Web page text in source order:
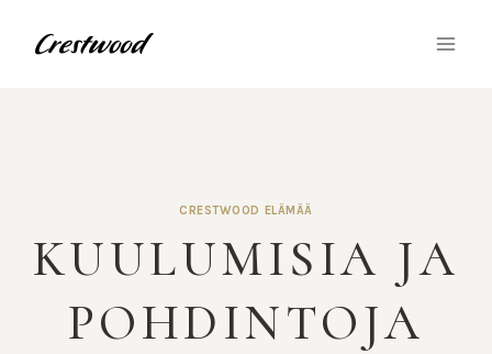
sisältöön
CRESTWOOD ELÄMÄÄ
KUULUMISIA JA
POHDINTOJA